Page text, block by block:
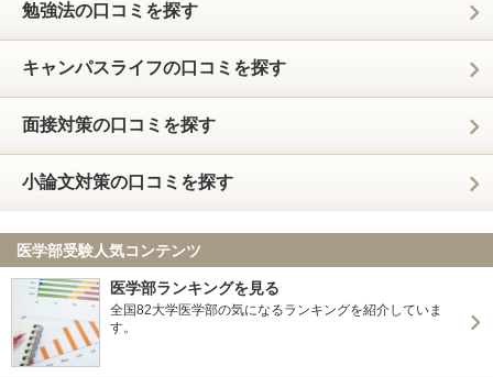
勉強法の口コミを探す
キャンパスライフの口コミを探す
面接対策の口コミを探す
小論文対策の口コミを探す
医学部受験人気コンテンツ
医学部ランキングを見る
全国82大学医学部の気になるランキングを紹介していま
す。